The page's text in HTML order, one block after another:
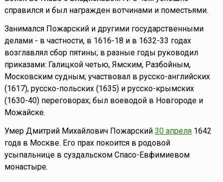
справился и был награжден вотчинами и поместьями.
Занимался Пожарский и другими государственными
делами - в частности, в 1616-18 и в 1632-33 годах
возглавлял сбор пятины; в разные годы руководил
приказами: Галицкой четью, Ямским, Разбойным,
Московским судным; участвовал в русско-английских
(1617), русско-польских (1635) и русско-крымских
(1630-40) переговорах; был воеводой в Новгороде и
Можайске.
Умер Дмитрий Михайлович Пожарский 30 апреля1642
года в Москве. Его прах покоится в родовой
усыпальнице в суздальском Спасо-Евфимиевом
монастыре.